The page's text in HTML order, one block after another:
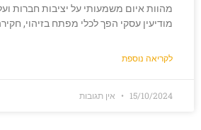
מהוות איום משמעותי על יציבות חברות
מודיעין עסקי הפך לכלי מפתח בזיהוי,
לקריאה נוספת
15/10/2024 אין תגובות